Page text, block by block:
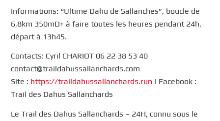
Informations: “Ultime Dahu de Sallanches”, boucle de
6,8km 350mD+ à faire toutes les heures pendant 24h,
départ à 13h45.
Contacts: Cyril CHARIOT 06 22 38 53 40
contact@traildahussallanchards.com
Site : https://traildahussallanchards.run | Facebook :
Trail des Dahus Sallanchards
Le Trail des Dahus Sallanchards – 24H, connu sous le